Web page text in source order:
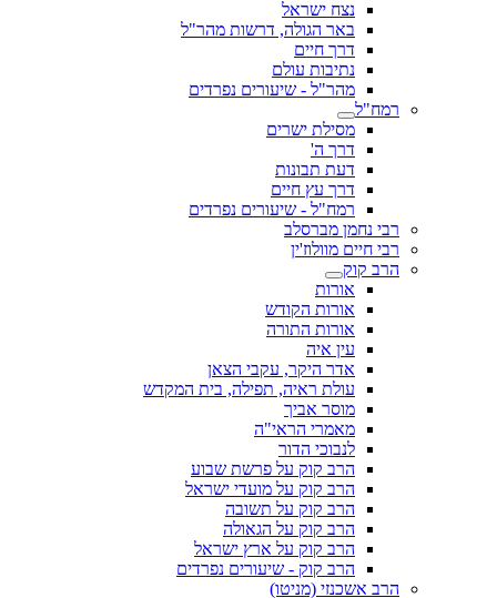
נצח ישראל
באר הגולה, דרשות מהר"ל
דרך חיים
נתיבות עולם
מהר"ל - שיעורים נפרדים
רמח"ל
מסילת ישרים
דרך ה'
דעת תבונות
דרך עץ חיים
רמח"ל - שיעורים נפרדים
רבי נחמן מברסלב
רבי חיים מוולוז'ין
הרב קוק
אורות
אורות הקודש
אורות התורה
עין איה
אדר היקר, עקבי הצאן
עולת ראיה, תפילה, בית המקדש
מוסר אביך
מאמרי הראי"ה
לנבוכי הדור
הרב קוק על פרשת שבוע
הרב קוק על מועדי ישראל
הרב קוק על תשובה
הרב קוק על הגאולה
הרב קוק על ארץ ישראל
הרב קוק - שיעורים נפרדים
הרב אשכנזי (מניטו)